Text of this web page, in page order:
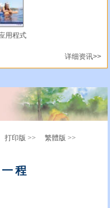
用程式
详细资讯>>
打印版 >> 繁體版 >>
程